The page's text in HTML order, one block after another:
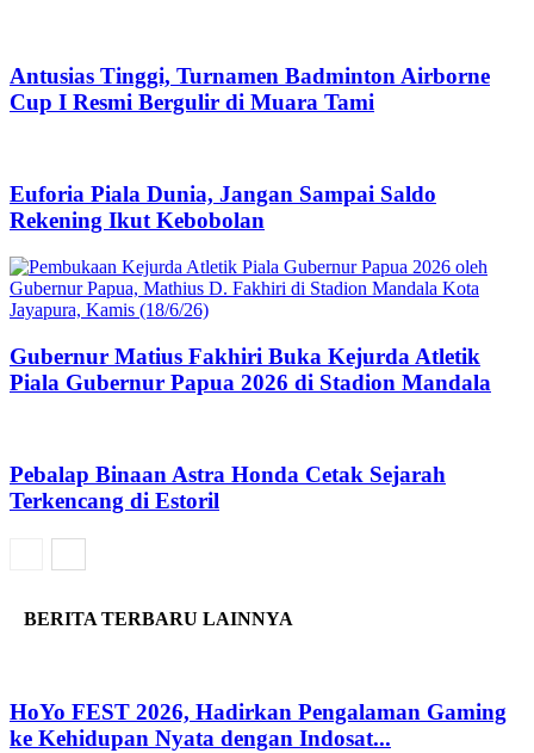
Antusias Tinggi, Turnamen Badminton Airborne
Cup I Resmi Bergulir di Muara Tami
Euforia Piala Dunia, Jangan Sampai Saldo
Rekening Ikut Kebobolan
Gubernur Matius Fakhiri Buka Kejurda Atletik
Piala Gubernur Papua 2026 di Stadion Mandala
Pebalap Binaan Astra Honda Cetak Sejarah
Terkencang di Estoril
BERITA TERBARU LAINNYA
HoYo FEST 2026, Hadirkan Pengalaman Gaming
ke Kehidupan Nyata dengan Indosat...